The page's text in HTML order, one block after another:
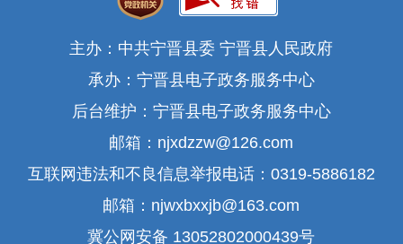
主办：中共宁晋县委 宁晋县人民政府
承办：宁晋县电子政务服务中心
后台维护：宁晋县电子政务服务中心
邮箱：njxdzzw@126.com
互联网违法和不良信息举报电话：0319-5886182
邮箱：njwxbxxjb@163.com
冀公网安备 13052802000439号